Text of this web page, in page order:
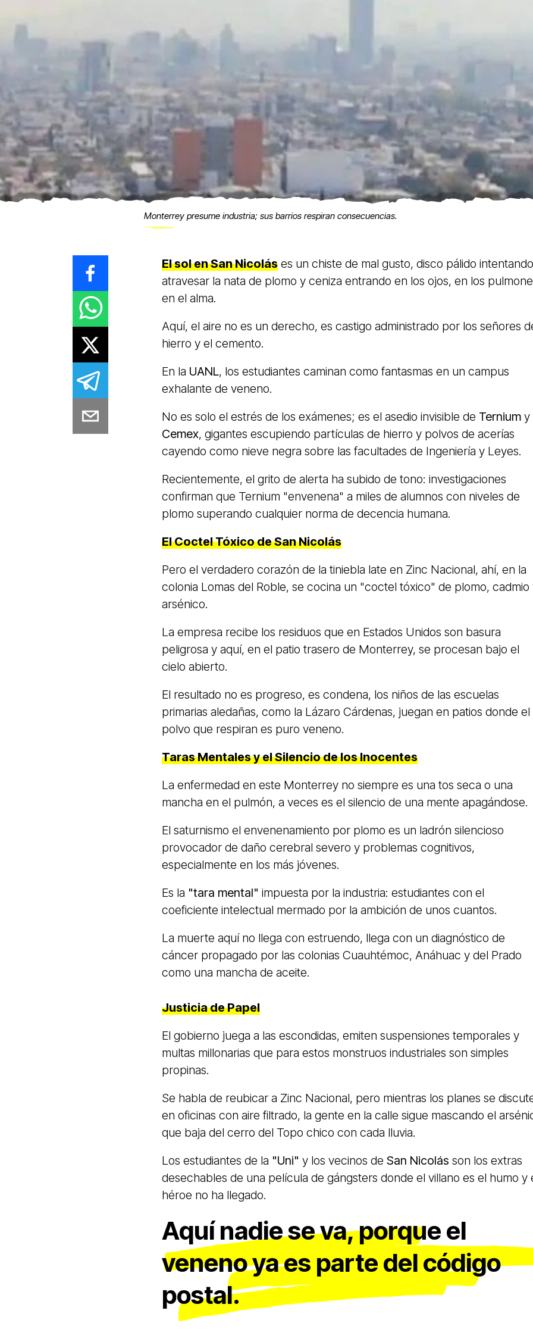
Monterrey presume industria; sus barrios respiran consecuencias.
El sol en San Nicolás es un chiste de mal gusto, disco pálido intentando
atravesar la nata de plomo y ceniza entrando en los ojos, en los
en el alma.
Aquí, el aire no es un derecho, es castigo administrado por los señores
hierro y el cemento.
En la UANL, los estudiantes caminan como fantasmas en un campus
exhalante de veneno.
No es solo el estrés de los exámenes; es el asedio invisible de Ternium y
Cemex, gigantes escupiendo partículas de hierro y polvos de acerías
cayendo como nieve negra sobre las facultades de Ingeniería y Leyes.
Recientemente, el grito de alerta ha subido de tono: investigaciones
confirman que Ternium "envenena" a miles de alumnos con niveles de
plomo superando cualquier norma de decencia humana.
El Coctel Tóxico de San Nicolás
Pero el verdadero corazón de la tiniebla late en Zinc Nacional, ahí, en la
colonia Lomas del Roble, se cocina un "coctel tóxico" de plomo, cadmio
arsénico.
La empresa recibe los residuos que en Estados Unidos son basura
peligrosa y aquí, en el patio trasero de Monterrey, se procesan bajo el
cielo abierto.
El resultado no es progreso, es condena, los niños de las escuelas
primarias aledañas, como la Lázaro Cárdenas, juegan en patios donde el
polvo que respiran es puro veneno.
Taras Mentales y el Silencio de los Inocentes
La enfermedad en este Monterrey no siempre es una tos seca o una
mancha en el pulmón, a veces es el silencio de una mente apagándose.
El saturnismo el envenenamiento por plomo es un ladrón silencioso
provocador de daño cerebral severo y problemas cognitivos,
especialmente en los más jóvenes.
Es la "tara mental" impuesta por la industria: estudiantes con el
coeficiente intelectual mermado por la ambición de unos cuantos.
La muerte aquí no llega con estruendo, llega con un diagnóstico de
cáncer propagado por las colonias Cuauhtémoc, Anáhuac y del Prado
como una mancha de aceite.
Justicia de Papel
El gobierno juega a las escondidas, emiten suspensiones temporales y
multas millonarias que para estos monstruos industriales son simples
propinas.
Se habla de reubicar a Zinc Nacional, pero mientras los planes se
en oficinas con aire filtrado, la gente en la calle sigue mascando el
que baja del cerro del Topo chico con cada lluvia.
Los estudiantes de la "Uni" y los vecinos de San Nicolás son los extras
desechables de una película de gángsters donde el villano es el humo y
héroe no ha llegado.
Aquí nadie se va, porque el
veneno ya es parte del código
postal.